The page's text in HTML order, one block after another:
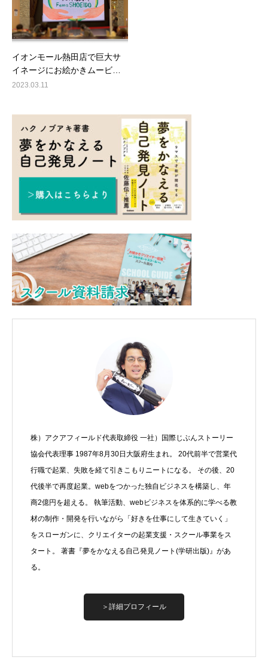
イオンモール熱田店で巨大サ
イネージにお絵かきムービ…
2023.03.11
株）アクアフィールド代表取締役 一社）国際じぶんストーリー
協会代表理事 1987年8月30日大阪府生まれ。 20代前半で営業代
行職で起業、失敗を経て引きこもりニートになる。 その後、20
代後半で再度起業。webをつかった独自ビジネスを構築し、年
商2億円を超える。 執筆活動、webビジネスを体系的に学べる教
材の制作・開発を行いながら「好きを仕事にして生きていく」
をスローガンに、クリエイターの起業支援・スクール事業をス
タート。 著書『夢をかなえる自己発見ノート(学研出版)』があ
る。
＞詳細プロフィール